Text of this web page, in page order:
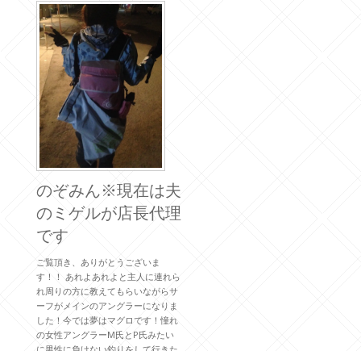
のぞみん※現在は夫
のミゲルが店長代理
です
ご覧頂き、ありがとうございま
す！！ あれよあれよと主人に連れら
れ周りの方に教えてもらいながらサ
ーフがメインのアングラーになりま
した！今では夢はマグロです！憧れ
の女性アングラーM氏とP氏みたい